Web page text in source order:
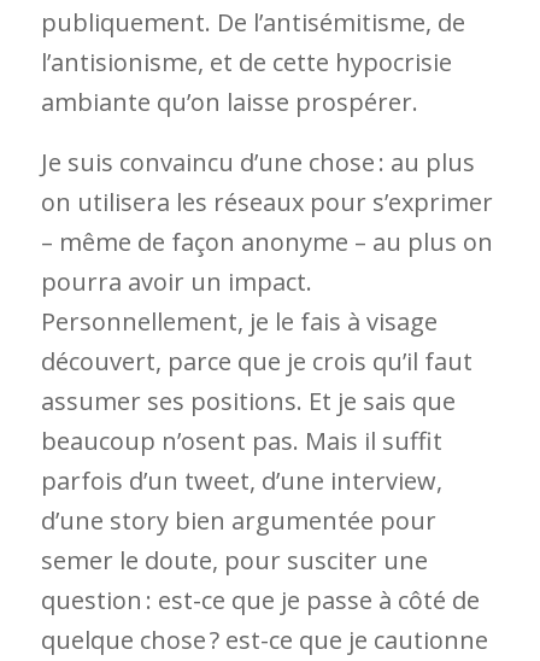
publiquement. De l’antisémitisme, de
l’antisionisme, et de cette hypocrisie
ambiante qu’on laisse prospérer.
Je suis convaincu d’une chose : au plus
on utilisera les réseaux pour s’exprimer
– même de façon anonyme – au plus on
pourra avoir un impact.
Personnellement, je le fais à visage
découvert, parce que je crois qu’il faut
assumer ses positions. Et je sais que
beaucoup n’osent pas. Mais il suffit
parfois d’un tweet, d’une interview,
d’une story bien argumentée pour
semer le doute, pour susciter une
question : est-ce que je passe à côté de
quelque chose ? est-ce que je cautionne